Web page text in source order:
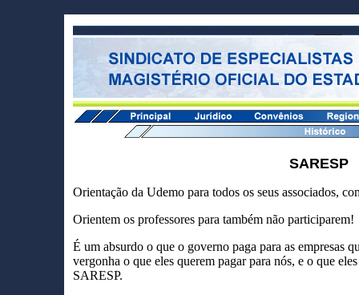
SARESP
Orientação da Udemo para todos os seus associados,
Orientem os professores para também não participarem!
É um absurdo o que o governo paga para as empresas
vergonha o que eles querem pagar para nós, e o que
SARESP.